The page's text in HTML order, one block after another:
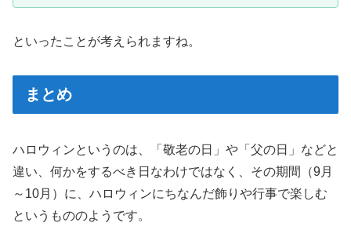
といったことが考えられますね。
まとめ
ハロウィンというのは、「敬老の日」や「父の日」などと
違い、何かをするべき日なわけではなく、その期間（9月
～10月）に、ハロウィンにちなんだ飾りや行事で楽しむ
というもののようです。